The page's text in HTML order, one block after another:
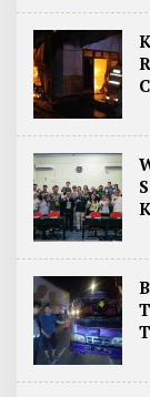
n
l
i
n
e
w
a
T
i
m
u
r